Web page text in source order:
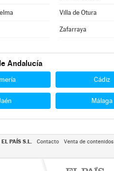
Villa de Otura
Zafarraya
Andalucía
Cádiz
Málaga
EL PAÍS S.L. Contacto Venta de contenidos